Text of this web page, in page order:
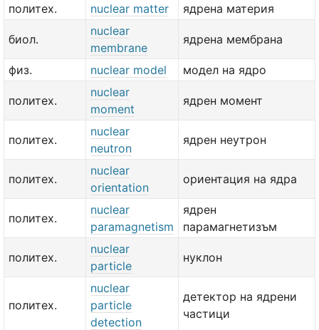
политех. nuclear matter ядрена материя
биол.
nuclear
membrane
ядрена мембрана
физ. nuclear model модел на ядро
политех.
nuclear
moment
ядрен момент
политех.
nuclear
neutron
ядрен неутрон
политех.
nuclear
orientation
ориентация на ядра
политех.
nuclear
paramagnetism
ядрен
парамагнетизъм
политех.
nuclear
particle
нуклон
политех.
nuclear
particle
detection
детектор на ядрени
частици